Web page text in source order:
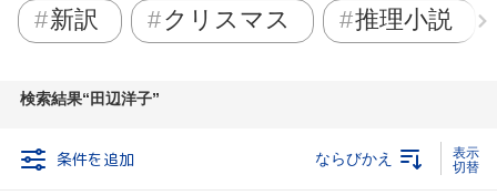
新訳 クリスマス 推理小説
検索結果 田辺洋子
条件を追加 ならびかえ